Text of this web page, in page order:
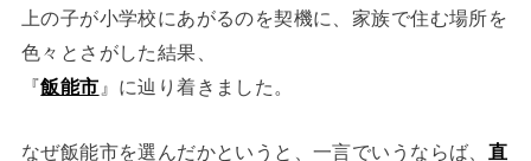
上の子が小学校にあがるのを契機に、家族で住む場所を
色々とさがした結果、
『飯能市 』に辿り着きました。
なぜ飯能市を選んだかというと、一言でいうならば、 直